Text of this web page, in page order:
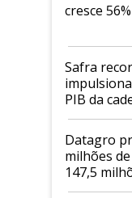
cresce 56%
Safra
PIB da
biodiesel
Datagro
milhões
147,5
2026/27